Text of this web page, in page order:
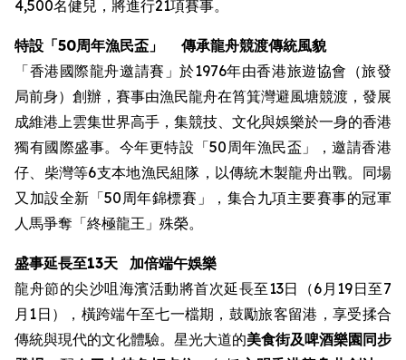
4,500名健兒，將進行21項賽事。
特設 「50周年漁民盃」
傳承龍舟競渡傳統風貌
「香港國際龍舟邀請賽」於1976年由香港旅遊協會（旅發
局前身）創辦，賽事由漁民龍舟在筲箕灣避風塘競渡，發展
成維港上雲集世界高手，集競技、文化與娛樂於一身的香港
獨有國際盛事。今年更特設「50周年漁民盃」，邀請香港
仔、柴灣等6支本地漁民組隊，以傳統木製龍舟出戰。同場
又加設全新「50周年錦標賽」，集合九項主要賽事的冠軍
人馬爭奪「終極龍王」殊榮。
盛事延長至13天
加倍端午娛樂
龍舟節的尖沙咀海濱活動將首次延長至13日（6月19日至7
月1日），橫跨端午至七一檔期，鼓勵旅客留港，享受揉合
傳統與現代的文化體驗。星光大道的美食街及啤酒樂園同步